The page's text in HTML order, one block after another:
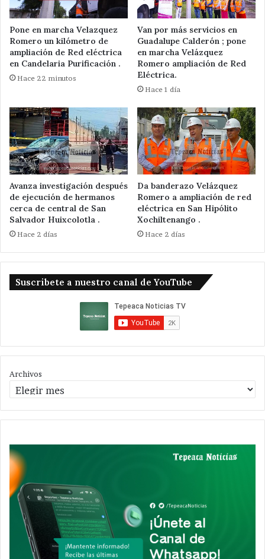
Pone en marcha Velazquez
Romero un kilómetro de
ampliación de Red eléctrica
en Candelaria Purificación .
Hace 22 minutos
Van por más servicios en
Guadalupe Calderón ; pone
en marcha Velázquez
Romero ampliación de Red
Eléctrica.
Hace 1 día
Avanza investigación después
de ejecución de hermanos
cerca de central de San
Salvador Huixcolotla .
Hace 2 días
Da banderazo Velázquez
Romero a ampliación de red
eléctrica en San Hipólito
Xochiltenango .
Hace 2 días
Suscribete a nuestro canal de YouTube
Archivos